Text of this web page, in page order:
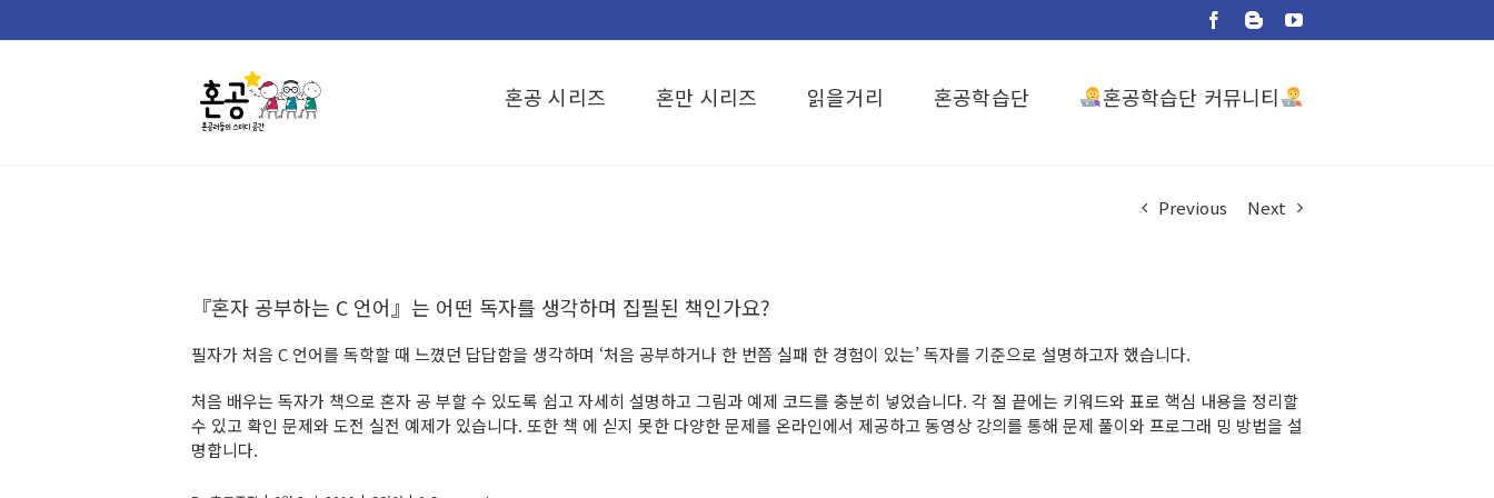
to
Facebook
BloggerYouTube
혼공 시리즈 혼만 시리즈 읽을거리 혼공학습단 혼공학습단 커뮤니티
Previous Next
『혼자 공부하는 C 언어』는 어떤 독자를 생각하며 집필된 책인가요?
필자가 처음 C 언어를 독학할 때 느꼈던 답답함을 생각하며 ‘처음 공부하거나 한 번쯤 실패 한 경험이 있는’ 독자를 기준으로 설명하고자 했습니다.
처음 배우는 독자가 책으로 혼자 공 부할 수 있도록 쉽고 자세히 설명하고 그림과 예제 코드를 충분히 넣었습니다. 각 절 끝에는 키워드와 표로 핵심 내용을 정리할
수 있고 확인 문제와 도전 실전 예제가 있습니다. 또한 책 에 싣지 못한 다양한 문제를 온라인에서 제공하고 동영상 강의를 통해 문제 풀이와 프로그래 밍 방법을 설
명합니다.